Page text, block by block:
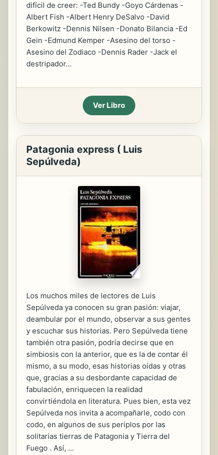
difícil de creer: -Ted Bundy -Goyo Cárdenas -
Albert Fish -Albert Henry DeSalvo -David
Berkowitz -Dennis Nilsen -Donato Bilancia -Ed
Gein -Edmund Kemper -Asesino del torso -
Asesino del Zodiaco -Dennis Rader -Jack el
destripador...
Ver Libro
Patagonia express ( Luis
Sepúlveda)
Los muchos miles de lectores de Luis
Sepúlveda ya conocen su gran pasión: viajar,
deambular por el mundo, observar a sus gentes
y escuchar sus historias. Pero Sepúlveda tiene
también otra pasión, podría decirse que en
simbiosis con la anterior, que es la de contar él
mismo, a su modo, esas historias oídas y otras
que, gracias a su desbordante capacidad de
fabulación, enriquecen la realidad
convirtiéndola en literatura. Pues bien, esta vez
Sepúlveda nos invita a acompañarle, codo con
codo, en algunos de sus periplos por las
solitarias tierras de Patagonia y Tierra del
Fuego . Así, ...